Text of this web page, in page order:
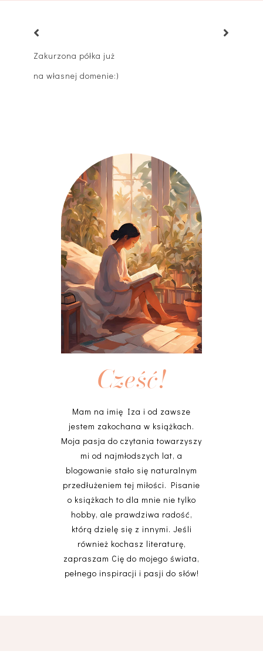
Zakurzona półka już
na własnej domenie:)
Cześć!
Mam na imię Iza i od zawsze
jestem zakochana w książkach.
Moja pasja do czytania towarzyszy
mi od najmłodszych lat, a
blogowanie stało się naturalnym
przedłużeniem tej miłości. Pisanie
o książkach to dla mnie nie tylko
hobby, ale prawdziwa radość,
którą dzielę się z innymi. Jeśli
również kochasz literaturę,
zapraszam Cię do mojego świata,
pełnego inspiracji i pasji do słów!